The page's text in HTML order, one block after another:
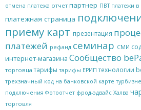
отмена платежа отчет партнер ПВТ платежи
платежная страница
приему карт презентация
платежей рефанд семинар СМИ
интернет-магазина Сообщество
торговца тарифы тарифы ЕРИП технологии
трехзначный код на банковской карте
подключения Фотоотчет фрод-эдвайс Халва
торговля